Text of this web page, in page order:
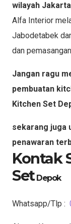
wilayah
Alfa Interior
Jabodetabek
dan
Jangan ragu
pembuatan
Kitchen Set
sekarang juga
penawaran
Kontak
SetDepok
Whatsapp/Tlp :